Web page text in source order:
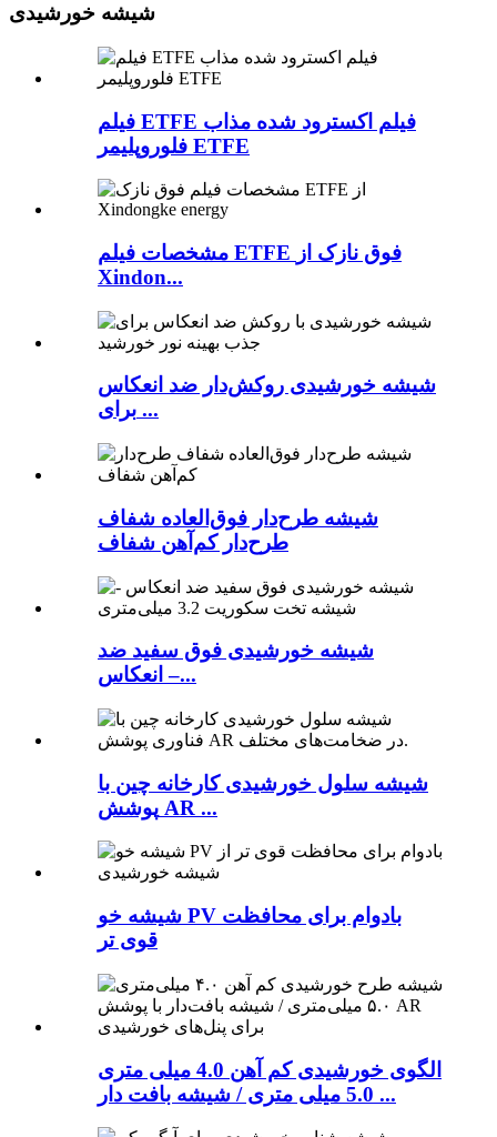
شیشه خورشیدی
فیلم ETFE فیلم اکسترود شده مذاب
فلوروپلیمر ETFE
مشخصات فیلم ETFE فوق نازک از
Xindon...
شیشه خورشیدی روکش‌دار ضد انعکاس
برای ...
شیشه طرح‌دار فوق‌العاده شفاف
طرح‌دار کم‌آهن شفاف
شیشه خورشیدی فوق سفید ضد
انعکاس –...
شیشه سلول خورشیدی کارخانه چین با
پوشش AR ...
شیشه خو PV بادوام برای محافظت
قوی تر
الگوی خورشیدی کم آهن 4.0 میلی متری
5.0 میلی متری / شیشه بافت دار ...